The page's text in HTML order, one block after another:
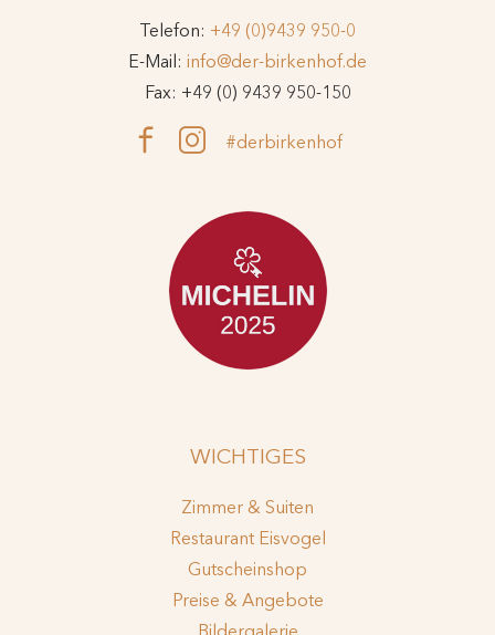
Telefon: +49 (0)9439 950-0
E-Mail: info@der-birkenhof.de
Fax: +49 (0) 9439 950-150
#derbirkenhof
WICHTIGES
Zimmer & Suiten
Restaurant Eisvogel
Gutscheinshop
Preise & Angebote
Bildergalerie